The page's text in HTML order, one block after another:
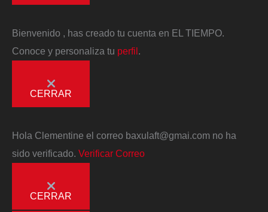
Bienvenido
, has creado tu cuenta en EL TIEMPO.
Conoce y personaliza tu perfil
CERRAR
Hola Clementine el correo baxulaft@gmai.com no ha
sido verificado. Verificar Correo
CERRAR